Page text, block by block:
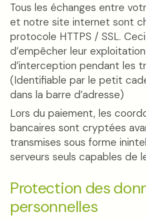
Tous les échanges entre
et notre site internet sont
protocole HTTPS / SSL.
d’empêcher leur
d’interception pendant les
(Identifiable par le petit
dans la barre d’adresse)
Lors du paiement, les
bancaires sont cryptées
transmises sous forme
serveurs seuls capables de
Protection des
personnelles